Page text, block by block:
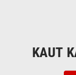
KAUT